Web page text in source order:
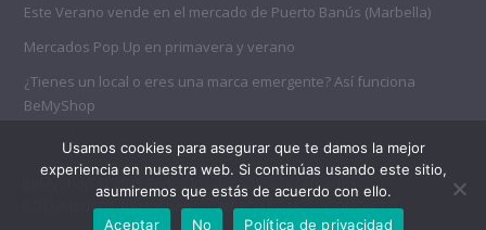
Este Verano vende en el mercado de Puerto Banús (Marbella)
Mercados Pop Up en primavera y verano
¿Tienes un local o eres una marca emergente? Así funciona
BeMyShop
BeMyShop © 2025 Todos los derechos reservados
DOCUMENTOS BeMyShop
AVISO LEGAL CONTACTO
Usamos cookies para asegurar que te damos la mejor
experiencia en nuestra web. Si continúas usando este sitio,
asumiremos que estás de acuerdo con ello.
Aceptar
No Política de privacidad